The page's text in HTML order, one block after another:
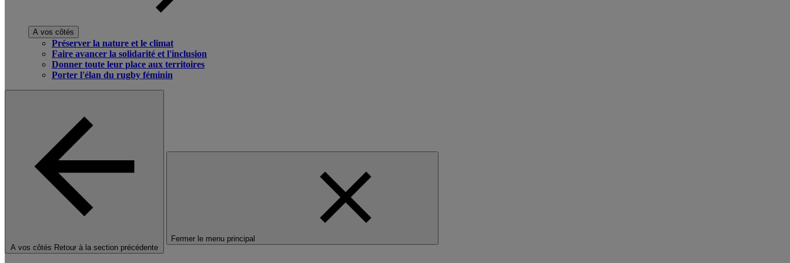
A vos côtés
Préserver la nature et le climat
Faire avancer la solidarité et l'inclusion
Donner toute leur place aux territoires
Porter l'élan du rugby féminin
A vos côtés Retour à la section précédente
Fermer le menu principal